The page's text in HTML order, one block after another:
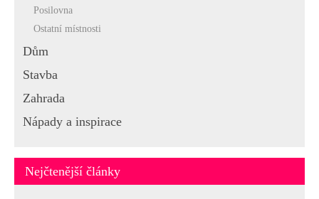
Posilovna
Ostatní místnosti
Dům
Stavba
Zahrada
Nápady a inspirace
Nejčtenější články